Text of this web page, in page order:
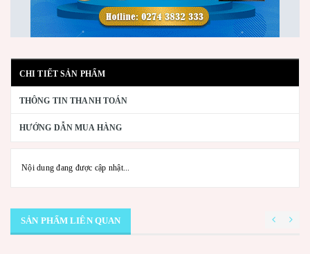
CHI TIẾT SẢN PHẨM
THÔNG TIN THANH TOÁN
HƯỚNG DẪN MUA HÀNG
Nội dung đang được cập nhật...
SẢN PHẨM LIÊN QUAN